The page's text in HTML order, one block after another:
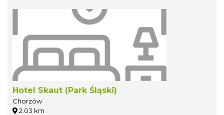
Hotel Skaut (Park Śląski)
Chorzów
2.03 km